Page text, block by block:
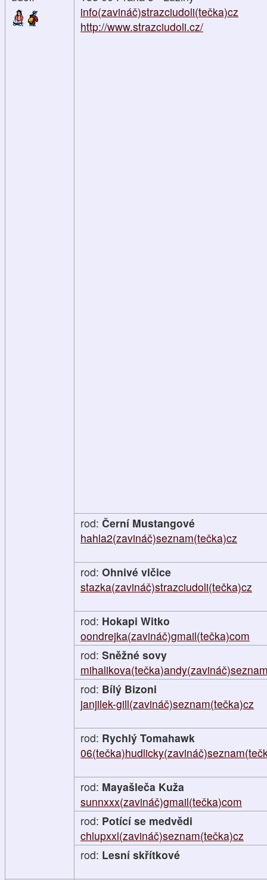
info(zavináč)strazciudoli(tečka)cz
http://www.strazciudoli.cz/
rod: Černí Mustangové
hahla2(zavináč)seznam(tečka)cz
rod: Ohnivé vlčice
stazka(zavináč)strazciudoli(tečka)cz
rod: Hokapi Witko
oondrejka(zavináč)gmail(tečka)com
rod: Sněžné sovy
rod: Bílý Bizoni
janjilek-gill(zavináč)seznam(tečka)cz
rod: Rychlý Tomahawk
rod: Mayašleča Kuža
sunnxxx(zavináč)gmail(tečka)com
rod: Potící se medvědi
chlupxxl(zavináč)seznam(tečka)cz
rod: Lesní skřítkové